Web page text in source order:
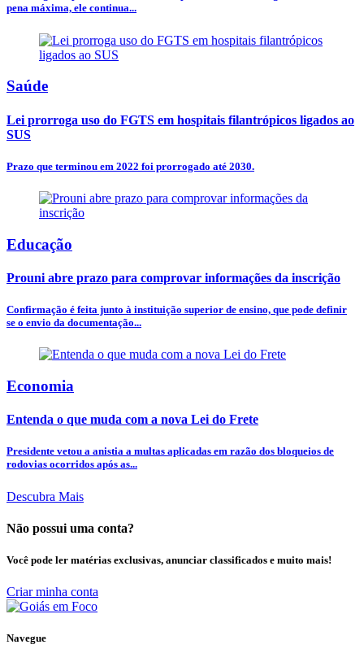
pena máxima, ele continua...
Saúde
Lei prorroga uso do FGTS em hospitais filantrópicos ligados ao
SUS
Prazo que terminou em 2022 foi prorrogado até 2030.
Educação
Prouni abre prazo para comprovar informações da inscrição
Confirmação é feita junto à instituição superior de ensino, que pode definir
se o envio da documentação...
Economia
Entenda o que muda com a nova Lei do Frete
Presidente vetou a anistia a multas aplicadas em razão dos bloqueios de
rodovias ocorridos após as...
Descubra Mais
Não possui uma conta?
Você pode ler matérias exclusivas, anunciar classificados e muito mais!
Criar minha conta
Navegue